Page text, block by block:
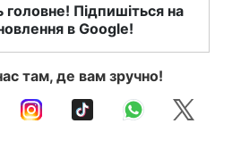
головне! Підпишіться на
в Google!
там, де вам зручно!